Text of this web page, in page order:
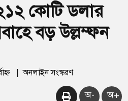
কোটি ডলার
বড় উল্লম্ফন
অনলাইন সংস্করণ
অ- অ+